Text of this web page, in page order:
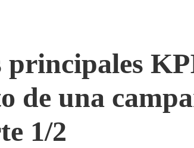
principales
de una
1/2